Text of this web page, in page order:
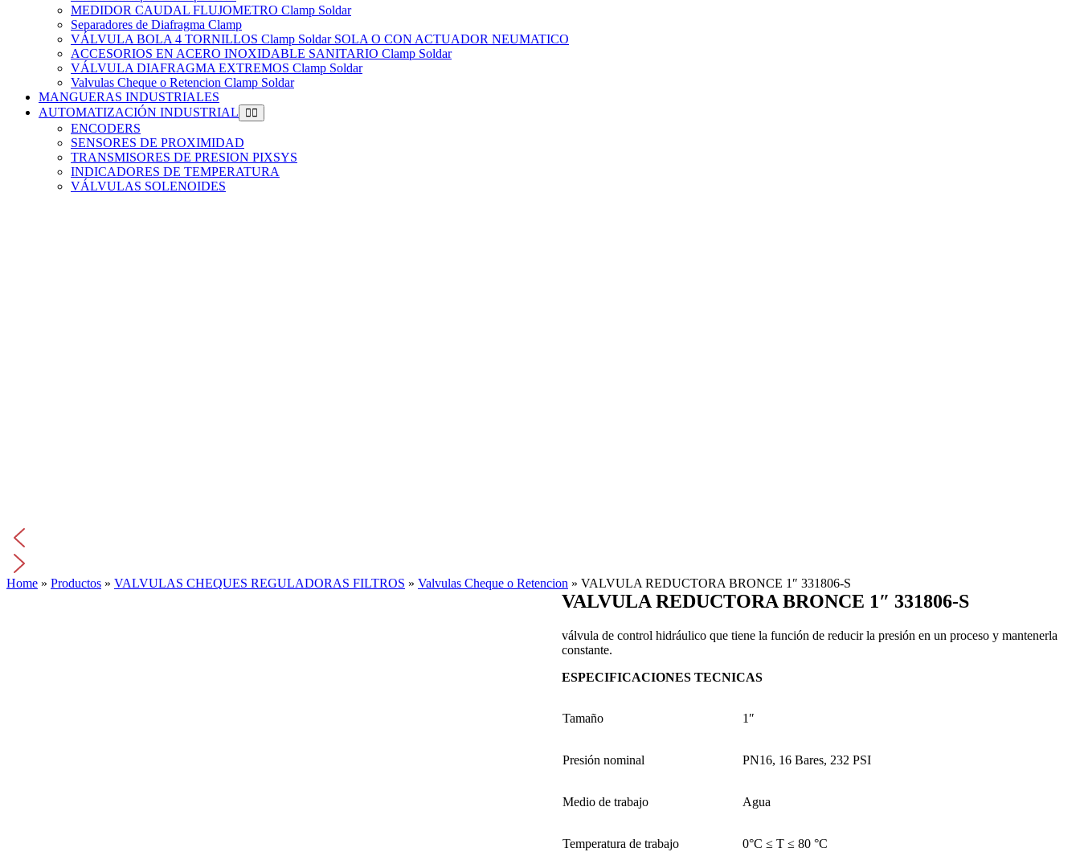
MEDIDOR CAUDAL FLUJOMETRO Clamp Soldar
Separadores de Diafragma Clamp
VÁLVULA BOLA 4 TORNILLOS Clamp Soldar SOLA O CON ACTUADOR NEUMATICO
ACCESORIOS EN ACERO INOXIDABLE SANITARIO Clamp Soldar
VÁLVULA DIAFRAGMA EXTREMOS Clamp Soldar
Valvulas Cheque o Retencion Clamp Soldar
MANGUERAS INDUSTRIALES
AUTOMATIZACIÓN INDUSTRIAL
ENCODERS
SENSORES DE PROXIMIDAD
TRANSMISORES DE PRESION PIXSYS
INDICADORES DE TEMPERATURA
VÁLVULAS SOLENOIDES
Home » Productos » VALVULAS CHEQUES REGULADORAS FILTROS » Valvulas Cheque o Retencion » VALVULA REDUCTORA BRONCE 1″ 331806-S
VALVULA REDUCTORA BRONCE 1″ 331806-S
válvula de control hidráulico que tiene la función de reducir la presión en un proceso y mantenerla
constante.
ESPECIFICACIONES TECNICAS
Tamaño 1″
Presión nominal PN16, 16 Bares, 232 PSI
Medio de trabajo Agua
Temperatura de trabajo 0°C ≤ T ≤ 80 °C